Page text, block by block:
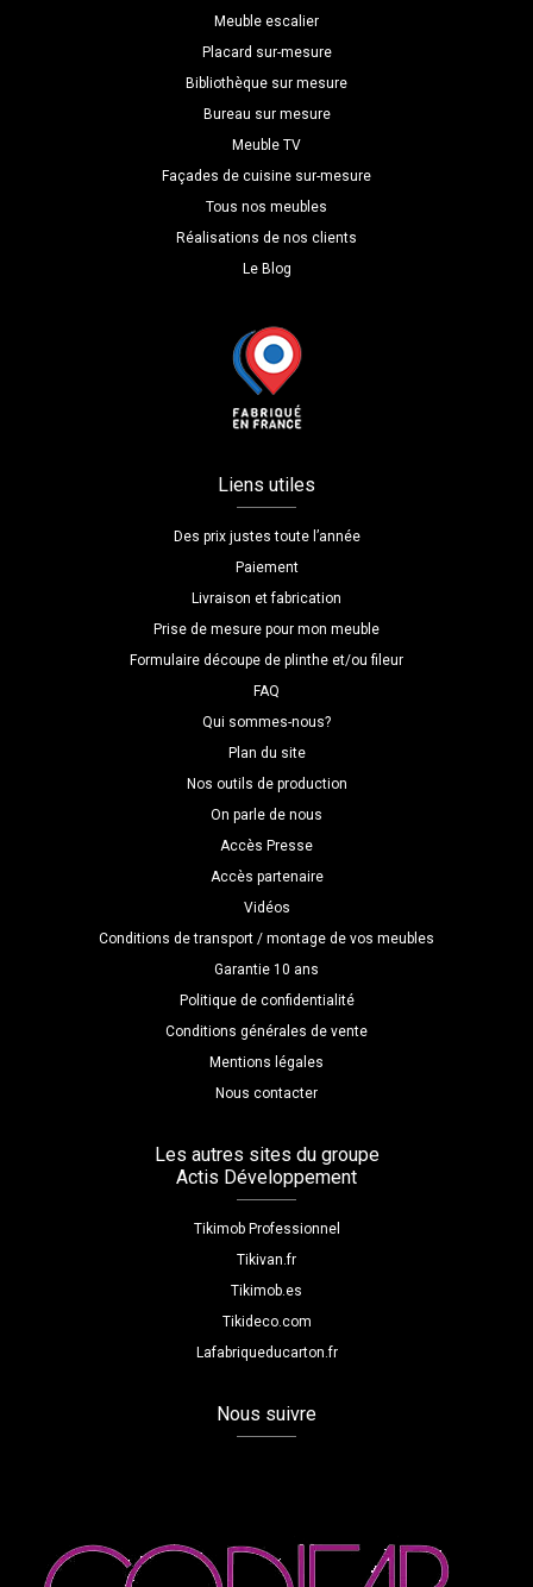
Meuble escalier
Placard sur-mesure
Bibliothèque sur mesure
Bureau sur mesure
Meuble TV
Façades de cuisine sur-mesure
Tous nos meubles
Réalisations de nos clients
Le Blog
Liens utiles
Des prix justes toute l’année
Paiement
Livraison et fabrication
Prise de mesure pour mon meuble
Formulaire découpe de plinthe et/ou fileur
FAQ
Qui sommes-nous?
Plan du site
Nos outils de production
On parle de nous
Accès Presse
Accès partenaire
Vidéos
Conditions de transport / montage de vos meubles
Garantie 10 ans
Politique de confidentialité
Conditions générales de vente
Mentions légales
Nous contacter
Les autres sites du groupe
Actis Développement
Tikimob Professionnel
Tikivan.fr
Tikimob.es
Tikideco.com
Lafabriqueducarton.fr
Nous suivre